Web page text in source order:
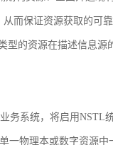
而保证资源获取的可靠
型的资源在描述信息源
务系统，将启用NSTL
一物理本或数字资源中